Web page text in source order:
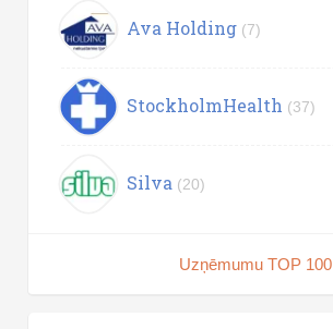
Ava Holding (7)
StockholmHealth (37)
Silva (20)
Uzņēmumu TOP 100